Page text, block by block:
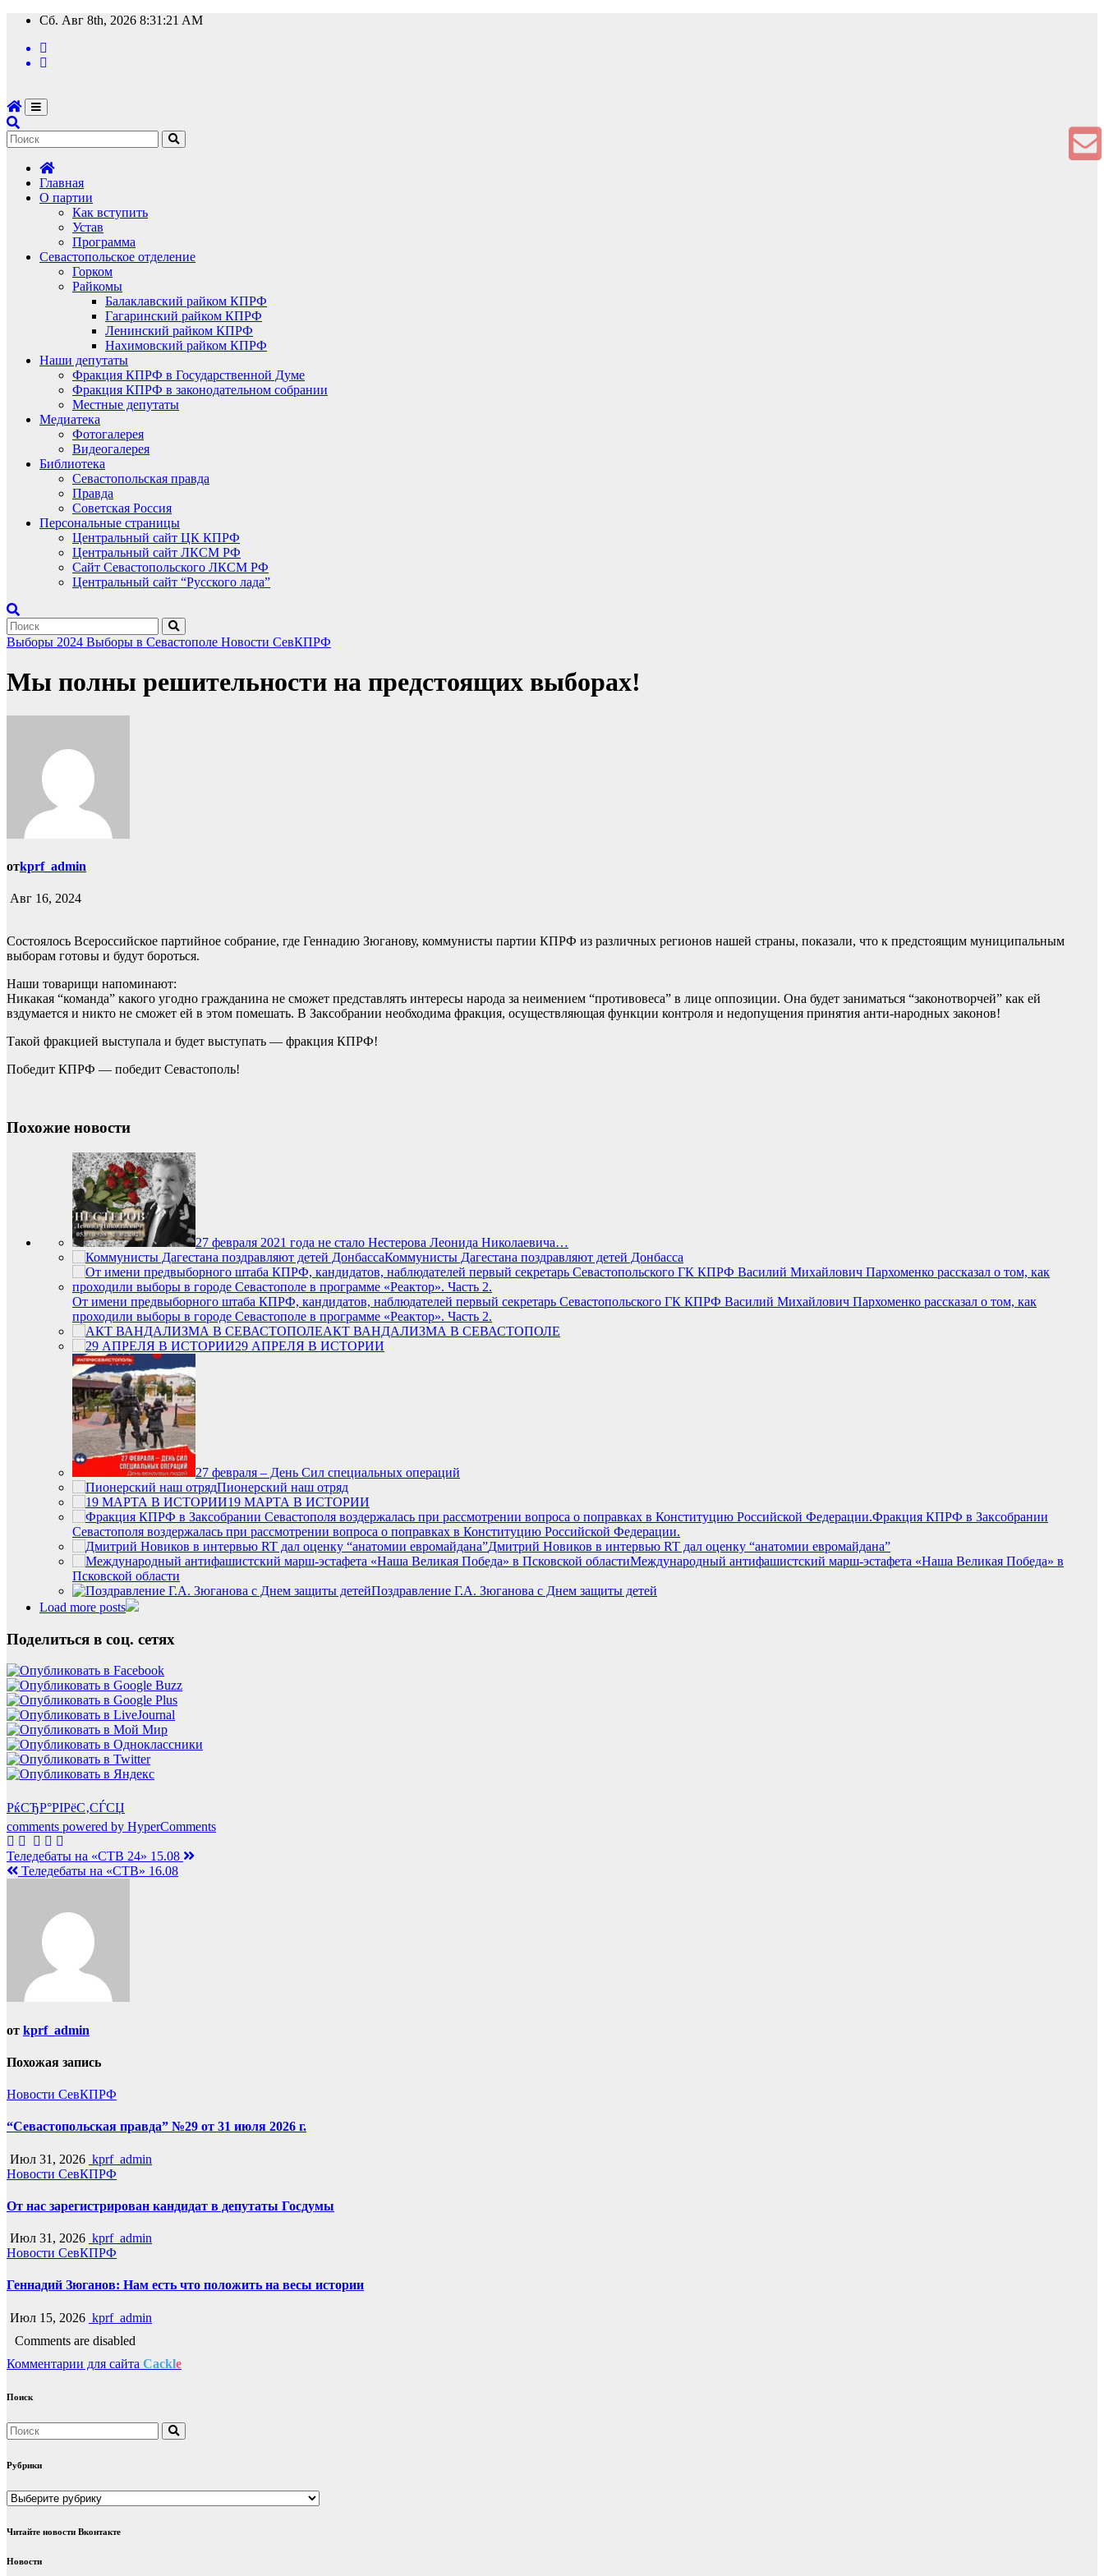
Перейти
содержимому
Сб. Авг 8th, 2026 8:31:21 AM
Главная
О партии
Как вступить
Устав
Программа
Севастопольское отделение
Горком
Райкомы
Балаклавский райком КПРФ
Гагаринский райком КПРФ
Ленинский райком КПРФ
Нахимовский райком КПРФ
Наши депутаты
Фракция КПРФ в Государственной Думе
Фракция КПРФ в законодательном собрании
Местные депутаты
Медиатека
Фотогалерея
Видеогалерея
Библиотека
Севастопольская правда
Правда
Советская Россия
Персональные страницы
Центральный сайт ЦК КПРФ
Центральный сайт ЛКСМ РФ
Сайт Севастопольского ЛКСМ РФ
Центральный сайт “Русского лада”
Выборы 2024 Выборы в Севастополе Новости СевКПРФ
Мы полны решительности на предстоящих выборах!
отkprf_admin
Авг 16, 2024
Состоялось Всероссийское партийное собрание, где Геннадию Зюганову, коммунисты партии КПРФ из различных регионов нашей страны, показали, что к предстоящим муниципальным
выборам готовы и будут бороться.
Наши товарищи напоминают:
Никакая “команда” какого угодно гражданина не сможет представлять интересы народа за неимением “противовеса” в лице оппозиции. Она будет заниматься “законотворчей” как ей
вздумается и никто не сможет ей в этом помешать. В Заксобрании необходима фракция, осуществляющая функции контроля и недопущения принятия анти-народных законов!
Такой фракцией выступала и будет выступать — фракция КПРФ!
Победит КПРФ — победит Севастополь!
Похожие новости
27 февраля 2021 года не стало Нестерова Леонида Николаевича…
Коммунисты Дагестана поздравляют детей Донбасса
От имени предвыборного штаба КПРФ, кандидатов, наблюдателей первый секретарь Севастопольского ГК КПРФ Василий Михайлович Пархоменко рассказал о том, как
проходили выборы в городе Севастополе в программе «Реактор». Часть 2.
АКТ ВАНДАЛИЗМА В СЕВАСТОПОЛЕ
29 АПРЕЛЯ В ИСТОРИИ
27 февраля – День Сил специальных операций
Пионерский наш отряд
19 МАРТА В ИСТОРИИ
Фракция КПРФ в Заксобрании
Севастополя воздержалась при рассмотрении вопроса о поправках в Конституцию Российской Федерации.
Дмитрий Новиков в интервью RT дал оценку “анатомии евромайдана”
Международный антифашистский марш-эстафета «Наша Великая Победа» в
Псковской области
Поздравление Г.А. Зюганова с Днем защиты детей
Load more posts
Поделиться в соц. сетях
РќСЂР°РІРёС‚СЃСЏ
comments powered by HyperComments
Навигация
по
Теледебаты на «СТВ 24» 15.08
Теледебаты на «СТВ» 16.08
от kprf_admin
Похожая запись
Новости СевКПРФ
“Севастопольская правда” №29 от 31 июля 2026 г.
Июл 31, 2026 kprf_admin
Новости СевКПРФ
От нас зарегистрирован кандидат в депутаты Госдумы
Июл 31, 2026 kprf_admin
Новости СевКПРФ
Геннадий Зюганов: Нам есть что положить на весы истории
Июл 15, 2026 kprf_admin
Comments are disabled
Комментарии для сайта Cackle
Поиск
Рубрики
Рубрики
Читайте новости Вконтакте
Новости